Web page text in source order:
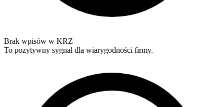
Brak wpisów w KRZ
To pozytywny sygnał dla wiarygodności firmy.